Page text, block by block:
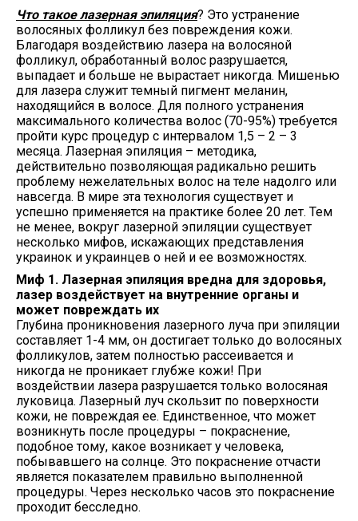
Что такое лазерная эпиляция? Это устранение
волосяных фолликул без повреждения кожи.
Благодаря воздействию лазера на волосяной
фолликул, обработанный волос разрушается,
выпадает и больше не вырастает никогда. Мишенью
для лазера служит темный пигмент меланин,
находящийся в волосе. Для полного устранения
максимального количества волос (70-95%) требуется
пройти курс процедур с интервалом 1,5 – 2 – 3
месяца. Лазерная эпиляция – методика,
действительно позволяющая радикально решить
проблему нежелательных волос на теле надолго или
навсегда. В мире эта технология существует и
успешно применяется на практике более 20 лет. Тем
не менее, вокруг лазерной эпиляции существует
несколько мифов, искажающих представления
украинок и украинцев о ней и ее возможностях.
Миф 1. Лазерная эпиляция вредна для здоровья,
лазер воздействует на внутренние органы и
может повреждать их
Глубина проникновения лазерного луча при эпиляции
составляет 1-4 мм, он достигает только до волосяных
фолликулов, затем полностью рассеивается и
никогда не проникает глубже кожи! При
воздействии лазера разрушается только волосяная
луковица. Лазерный луч скользит по поверхности
кожи, не повреждая ее. Единственное, что может
возникнуть после процедуры – покраснение,
подобное тому, какое возникает у человека,
побывавшего на солнце. Это покраснение отчасти
является показателем правильно выполненной
процедуры. Через несколько часов это покраснение
проходит бесследно.